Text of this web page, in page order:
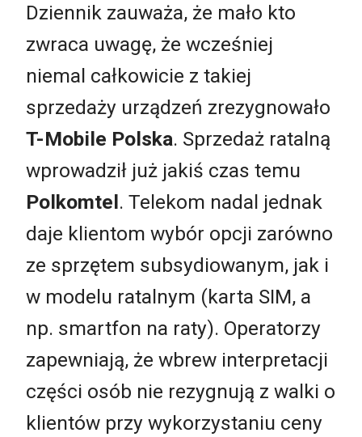
Dziennik zauważa, że mało kto
zwraca uwagę, że wcześniej
niemal całkowicie z takiej
sprzedaży urządzeń zrezygnowało
T-Mobile Polska. Sprzedaż ratalną
wprowadził już jakiś czas temu
Polkomtel. Telekom nadal jednak
daje klientom wybór opcji zarówno
ze sprzętem subsydiowanym, jak i
w modelu ratalnym (karta SIM, a
np. smartfon na raty). Operatorzy
zapewniają, że wbrew interpretacji
części osób nie rezygnują z walki o
klientów przy wykorzystaniu ceny